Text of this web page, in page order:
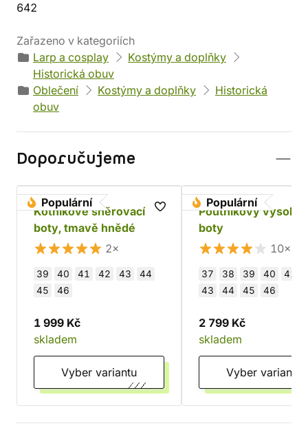
642
Zařazeno v kategoriích
Larp a cosplay
Kostýmy a doplňky
Historická obuv
Oblečení
Kostýmy a doplňky
Historická
obuv
Doporučujeme
Populární
Kotníkové šněrovací
boty, tmavě hnědé
2×
39 40 41 42 43
44
45
46
1 999 Kč
skladem
Vyber variantu
Populární
Poutníkovy vysoké
boty
10×
37 38 39 40 41
43
44 45 46
2 799 Kč
skladem
Vyber variantu